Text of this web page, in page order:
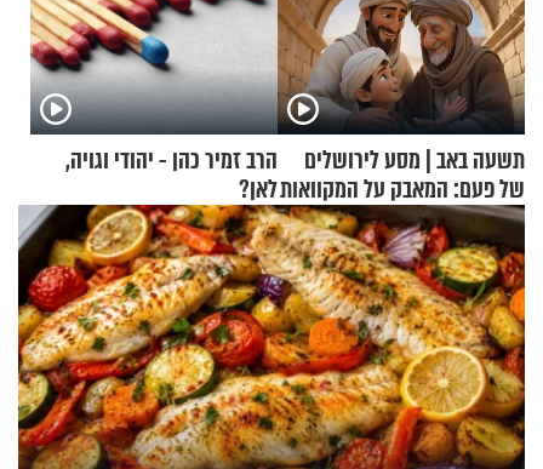
תשעה באב | מסע לירושלים
של פעם: המאבק על המקוואות
הרב זמיר כהן - יהודי וגויה,
לאן?